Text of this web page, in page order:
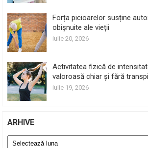
Forța picioarelor susține
obișnuite ale vieții
iulie 20, 2026
Activitatea fizică de
valoroasă chiar și fără
iulie 19, 2026
ARHIVE
Arhive